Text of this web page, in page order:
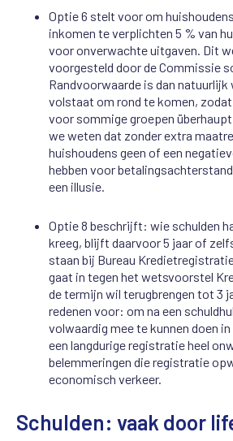
Optie 6 stelt voor om
inkomen te verplichten 5 % van
voor onverwachte uitgaven. Dit
voorgesteld door de Commissie
Randvoorwaarde is dan
volstaat om rond te komen,
voor sommige groepen
we weten dat zonder extra
huishoudens geen of een
hebben voor
een illusie.
Optie 8 beschrijft: wie schulden
kreeg, blijft daarvoor 5 jaar of
staan bij Bureau
gaat in tegen het wetsvoorstel
de termijn wil terugbrengen tot 3
redenen voor: om na een
volwaardig mee te kunnen doen
een langdurige registratie heel
belemmeringen die registratie
economisch verkeer.
Schulden: vaak door